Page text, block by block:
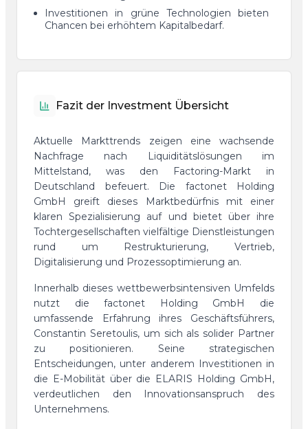
Investitionen in grüne Technologien bieten
Chancen bei erhöhtem Kapitalbedarf.
Fazit der Investment Übersicht
Aktuelle Markttrends zeigen eine wachsende
Nachfrage nach Liquiditätslösungen im
Mittelstand, was den Factoring-Markt in
Deutschland befeuert. Die factonet Holding
GmbH greift dieses Marktbedürfnis mit einer
klaren Spezialisierung auf und bietet über ihre
Tochtergesellschaften vielfältige Dienstleistungen
rund um Restrukturierung, Vertrieb,
Digitalisierung und Prozessoptimierung an.
Innerhalb dieses wettbewerbsintensiven Umfelds
nutzt die factonet Holding GmbH die
umfassende Erfahrung ihres Geschäftsführers,
Constantin Seretoulis, um sich als solider Partner
zu positionieren. Seine strategischen
Entscheidungen, unter anderem Investitionen in
die E-Mobilität über die ELARIS Holding GmbH,
verdeutlichen den Innovationsanspruch des
Unternehmens.